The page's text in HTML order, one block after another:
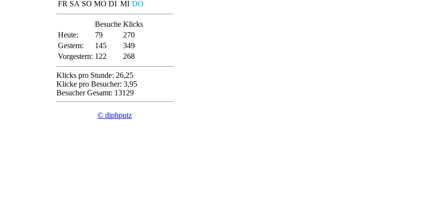
FR SA SO MO DI MI DO
Besuche Klicks
Heute:
79
270
Gestern:
145
349
Vorgestern: 122 268
Klicks pro Stunde: 26,25
Klicke pro Besucher: 3,95
Besucher Gesamt: 13129
© diphputz